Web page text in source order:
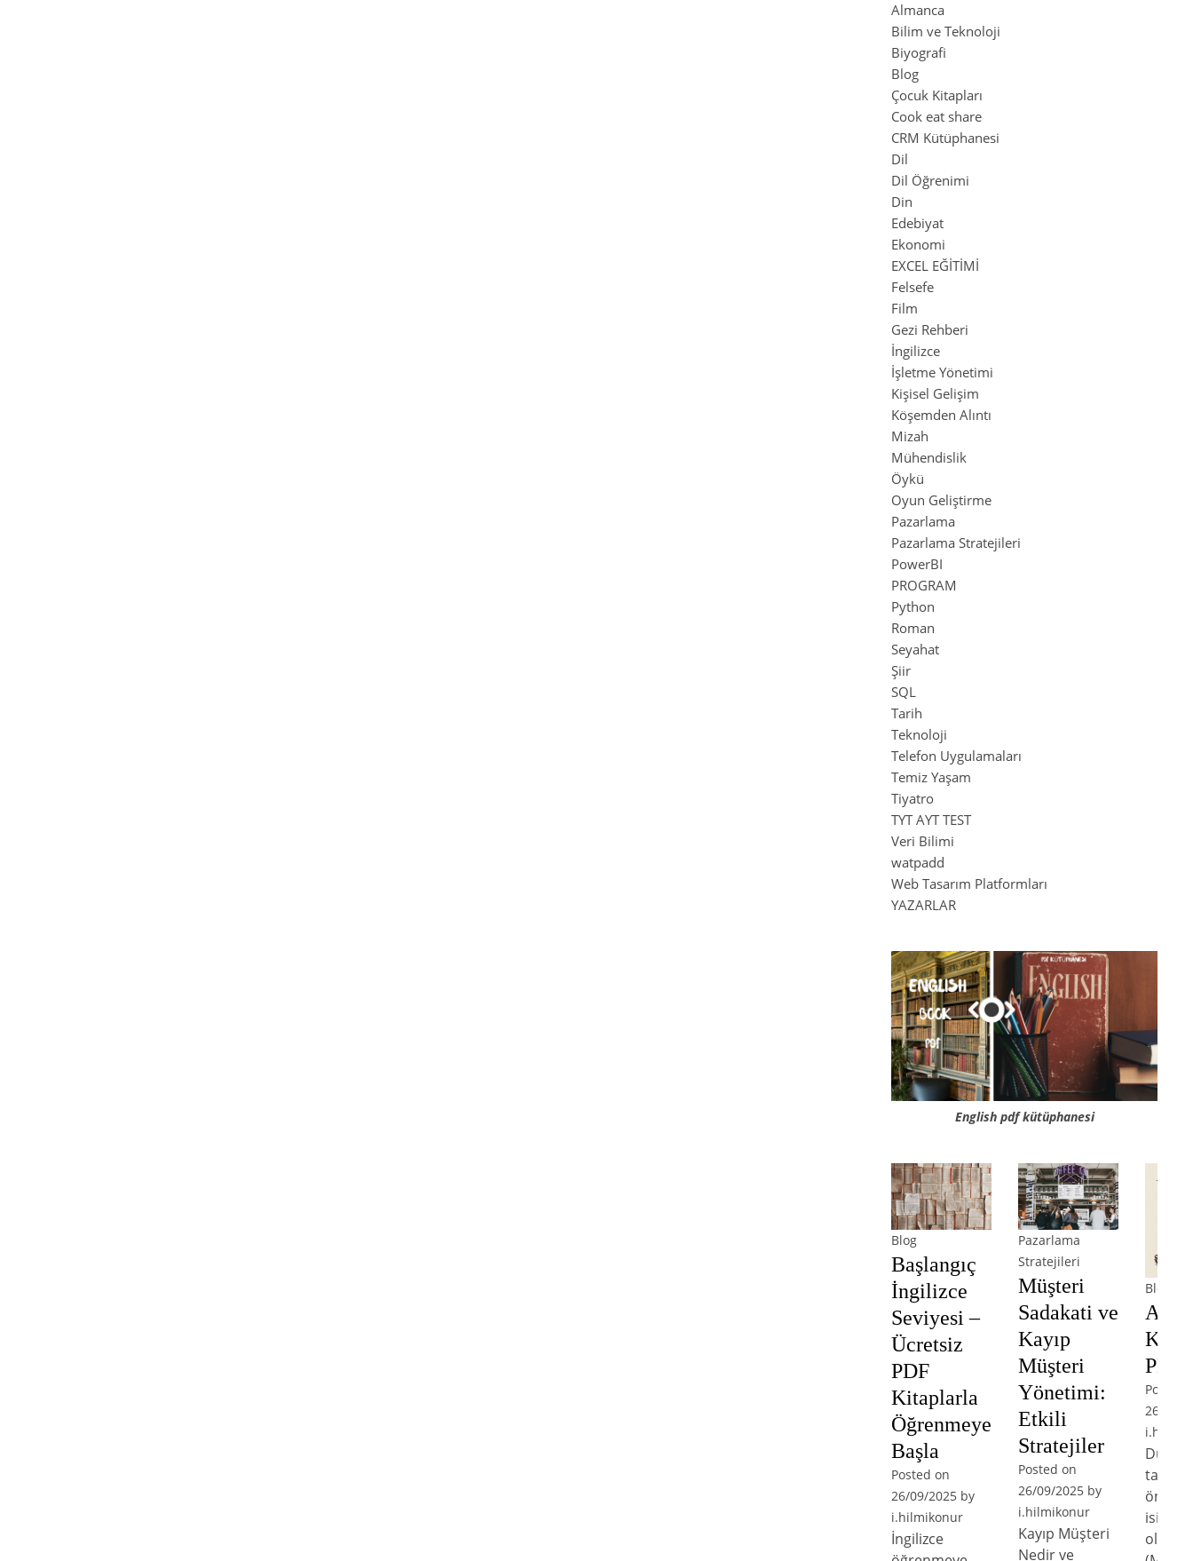
Almanca
Bilim ve Teknoloji
Biyografi
Blog
Çocuk Kitapları
Cook eat share
CRM Kütüphanesi
Dil
Dil Öğrenimi
Din
Edebiyat
Ekonomi
EXCEL EĞİTİMİ
Felsefe
Film
Gezi Rehberi
İngilizce
İşletme Yönetimi
Kişisel Gelişim
Köşemden Alıntı
Mizah
Mühendislik
Öykü
Oyun Geliştirme
Pazarlama
Pazarlama Stratejileri
PowerBI
PROGRAM
Python
Roman
Seyahat
Şiir
SQL
Tarih
Teknoloji
Telefon Uygulamaları
Temiz Yaşam
Tiyatro
TYT AYT TEST
Veri Bilimi
watpadd
Web Tasarım Platformları
YAZARLAR
English pdf kütüphanesi
Blog
Başlangıç
İngilizce
Seviyesi –
Ücretsiz
PDF
Kitaplarla
Öğrenmeye
Başla
Posted on
26/09/2025 by
i.hilmikonur
İngilizce
Pazarlama
Stratejileri
Müşteri
Sadakati ve
Kayıp
Müşteri
Yönetimi:
Etkili
Stratejiler
Posted on
26/09/2025 by
i.hilmikonur
Kayıp Müşteri
Nedir ve
Blog
PDF
Posted
26/09/
önemli
olan